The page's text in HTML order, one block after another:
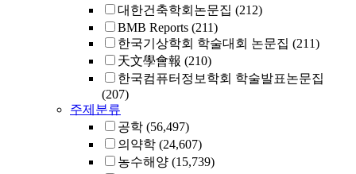
대한건축학회논문집 (212)
BMB Reports (211)
한국기상학회 학술대회 논문집 (211)
天文學會報 (210)
한국컴퓨터정보학회 학술발표논문집
(207)
주제분류
공학 (56,497)
의약학 (24,607)
농수해양 (15,739)